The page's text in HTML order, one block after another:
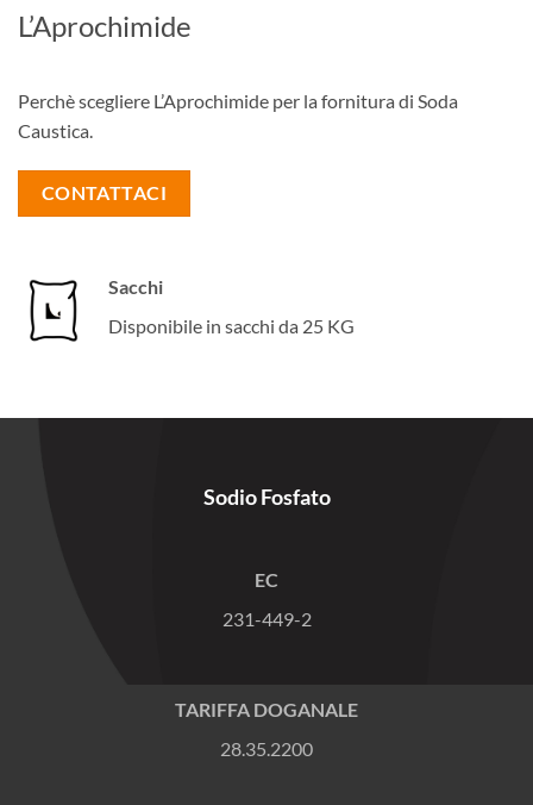
L’Aprochimide
Perchè scegliere L’Aprochimide per la fornitura di Soda
Caustica.
CONTATTACI
Sacchi
Disponibile in sacchi da 25 KG
Sodio Fosfato
EC
231-449-2
TARIFFA DOGANALE
28.35.2200